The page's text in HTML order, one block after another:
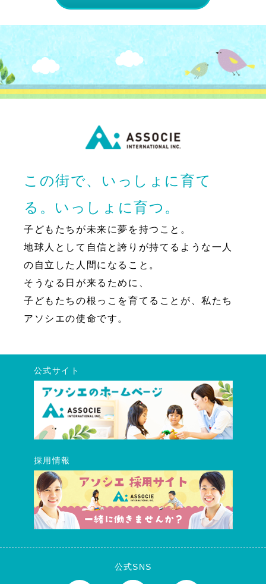
この街で、いっしょに育て
る。いっしょに育つ。
子どもたちが未来に夢を持つこと。
地球人として自信と誇りが持てるような一人
の自立した人間になること。
そうなる日が来るために、
子どもたちの根っこを育てることが、私たち
アソシエの使命です。
公式サイト
採用情報
公式SNS